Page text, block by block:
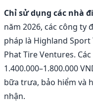
Chỉ sử dụng các nhà
năm 2026, các công ty
pháp là Highland Sport
Phat Tire Ventures.
1.400.000–1.800.000
bữa trưa, bảo hiểm và
nhận.